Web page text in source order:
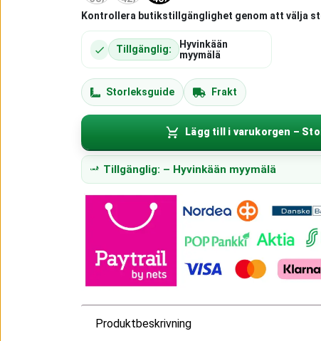
Kontrollera butikstillgänglighet genom att välja
Tillgänglig:
Hyvinkään
myymälä
Storleksguide Frakt
Lägg till i varukorgen –
Tillgänglig: – Hyvinkään myymälä
Produktbeskrivning